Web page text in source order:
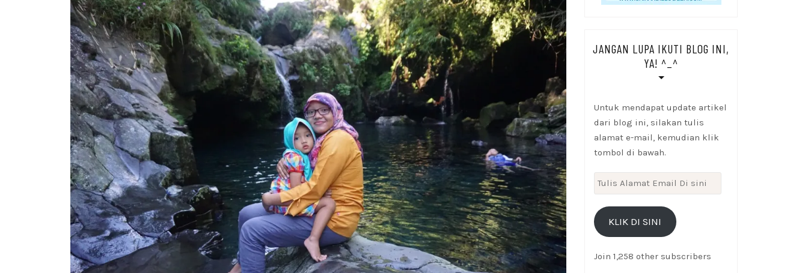
JANGAN LUPA IKUTI BLOG INI,
YA! ^_^
Untuk mendapat update artikel
dari blog ini, silakan tulis
alamat e-mail, kemudian klik
tombol di bawah.
Tulis
Alamat
Email
KLIK DI SINI
Join 1,258 other subscribers